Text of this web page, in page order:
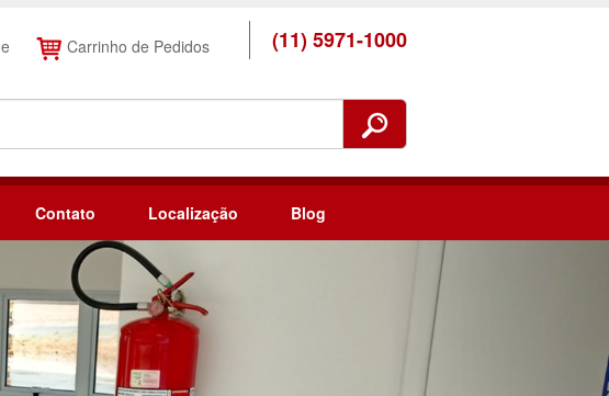
Carrinho de Pedidos (11) 5971-1000
Contato Localização Blog